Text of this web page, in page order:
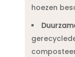
hoezen